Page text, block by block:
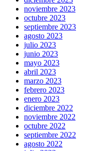
noviembre 2023
octubre 2023
septiembre 2023
agosto 2023
julio 2023
junio 2023
mayo 2023
abril 2023
marzo 2023
febrero 2023
enero 2023
diciembre 2022
noviembre 2022
octubre 2022
septiembre 2022
agosto 2022